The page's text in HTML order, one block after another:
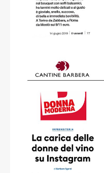
Barbara Sgarzi